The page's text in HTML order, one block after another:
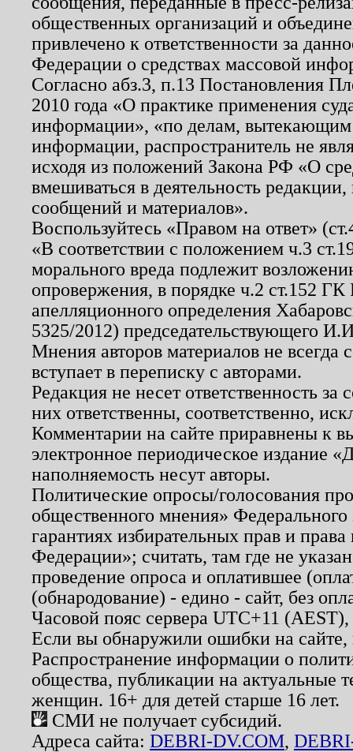
общественных организаций и
привлечено к ответственности за
Федерации о средствах массовой
Согласно абз.3, п.13 Постановления
2010 года «О практике применения
информации», «по делам, вытекающим
информации, распространитель не
исходя из положений Закона РФ «О
вмешиваться в деятельность
сообщений и материалов».
Воспользуйтесь «Правом на ответ»
«В соответствии с положением ч.3
морального вреда подлежит
опровержения, в порядке ч.2 ст.152
апелляционного определения
5325/2012) председательствующего
Мнения авторов материалов не
вступает в переписку с авторами.
Редакция не несет ответственность
них ответственны, соответственно,
Комментарии на сайте приравнены к
электронное периодическое издание
наполняемость несут авторы.
Политические опросы/голосования
общественного мнения»
гарантиях избирательных прав и
Федерации»; считать, там где не
проведение опроса и оплатившее
(обнародование) - едино - сайт, без
Часовой пояс сервера UTC+11
Если вы обнаружили ошибки на
Распространение информации о
общества, публикации на актуальные
женщин. 16+ для детей старше 16 лет.
СМИ не получает субсидий.
Адреса сайта: DEBRI-DV.COM,